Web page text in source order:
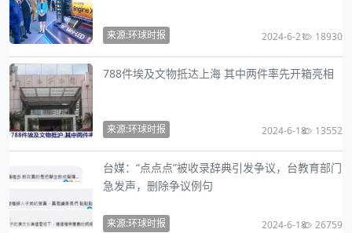
来源:环球时报 2024-6-21 18930
788件埃及文物抵达上海 其中两件率先开箱亮相
来源:环球时报 2024-6-18 13552
台媒：“点点点”被收录辞典引发争议，台教育部门
急发声，删除争议例句
来源:环球时报 2024-6-18 26759